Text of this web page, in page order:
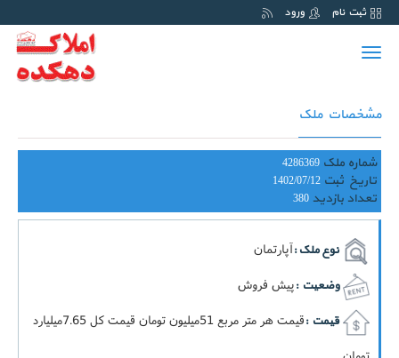
ثبت نام ورود
Toggle
مشخصات ملک
شماره ملک 4286369
تاریخ ثبت 1402/07/12
تعداد بازدید 380
نوع ملک :آپارتمان
وضعیت :پیش فروش
قیمت :
قيمت هر متر مربع 51ميليون تومان قيمت کل 7.65ميليارد